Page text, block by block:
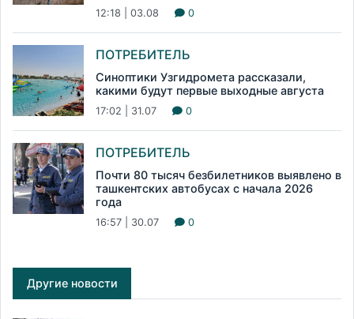
12:18 | 03.08 0
ПОТРЕБИТЕЛЬ
Синоптики Узгидромета рассказали,
какими будут первые выходные августа
17:02 | 31.07 0
ПОТРЕБИТЕЛЬ
Почти 80 тысяч безбилетников выявлено в
ташкентских автобусах с начала 2026
года
16:57 | 30.07 0
Другие новости